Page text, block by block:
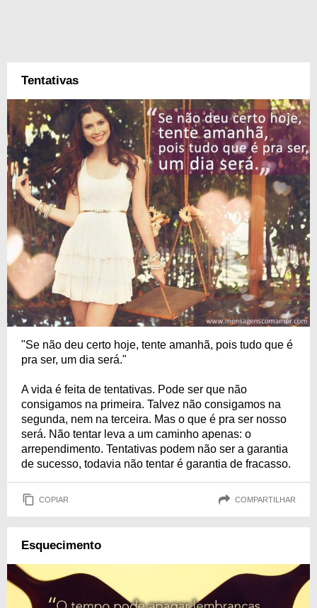
Tentativas
"Se não deu certo hoje, tente amanhã, pois tudo que é
pra ser, um dia será."
A vida é feita de tentativas. Pode ser que não
consigamos na primeira. Talvez não consigamos na
segunda, nem na terceira. Mas o que é pra ser nosso
será. Não tentar leva a um caminho apenas: o
arrependimento. Tentativas podem não ser a garantia
de sucesso, todavia não tentar é garantia de fracasso.
COPIAR COMPARTILHAR
Esquecimento